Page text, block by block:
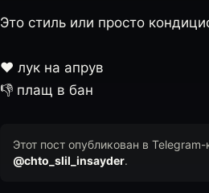
Это стиль или просто
❤️ лук на апрув
👎 плащ в бан
Этот пост опубликован в
@chto_slil_insayder.